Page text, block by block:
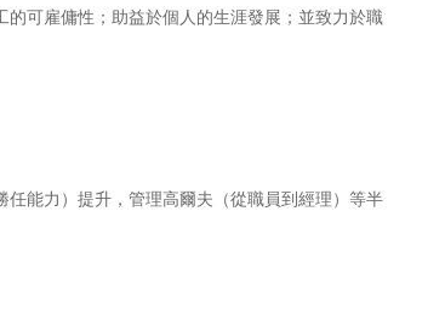
可雇傭性；助益於個人的生涯發展；並致力於職
能力）提升，管理高爾夫（從職員到經理）等半